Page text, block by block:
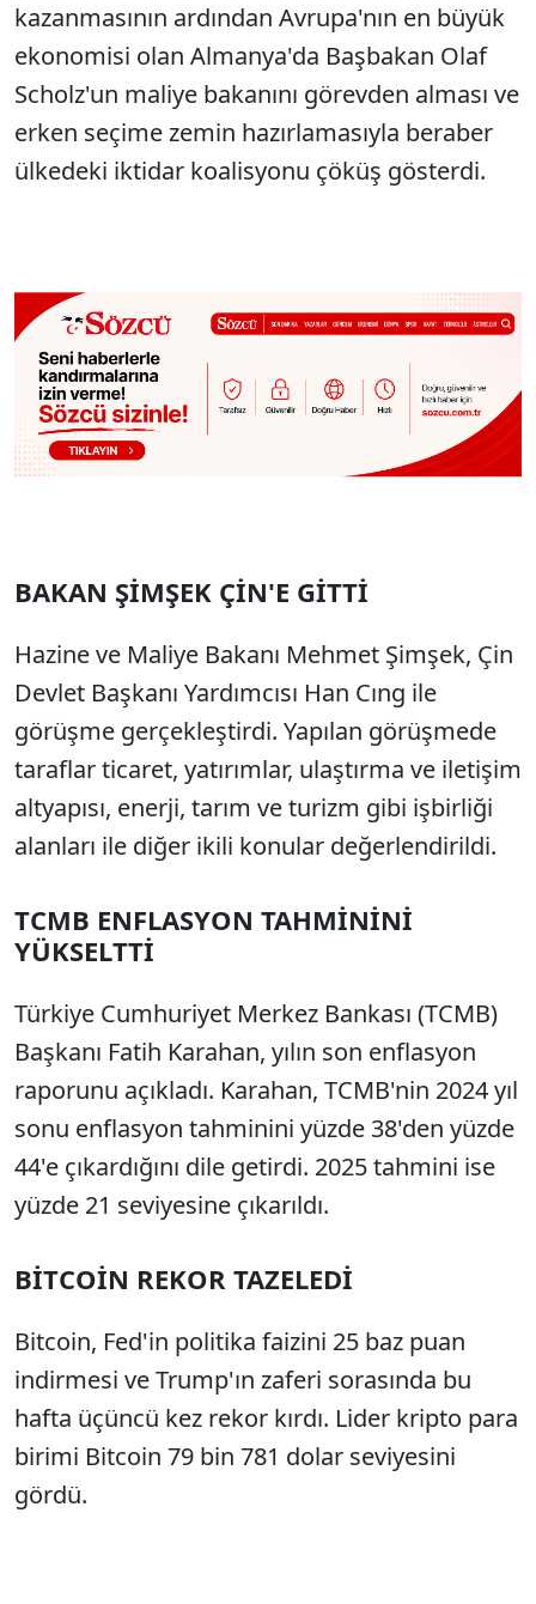
kazanmasının ardından Avrupa'nın en büyük
ekonomisi olan Almanya'da Başbakan Olaf
Scholz'un maliye bakanını görevden alması ve
erken seçime zemin hazırlamasıyla beraber
ülkedeki iktidar koalisyonu çöküş gösterdi.
BAKAN ŞİMŞEK ÇİN'E GİTTİ
Hazine ve Maliye Bakanı Mehmet Şimşek, Çin
Devlet Başkanı Yardımcısı Han Cıng ile
görüşme gerçekleştirdi. Yapılan görüşmede
taraflar ticaret, yatırımlar, ulaştırma ve iletişim
altyapısı, enerji, tarım ve turizm gibi işbirliği
alanları ile diğer ikili konular değerlendirildi.
TCMB ENFLASYON TAHMİNİNİ
YÜKSELTTİ
Türkiye Cumhuriyet Merkez Bankası (TCMB)
Başkanı Fatih Karahan, yılın son enflasyon
raporunu açıkladı. Karahan, TCMB'nin 2024 yıl
sonu enflasyon tahminini yüzde 38'den yüzde
44'e çıkardığını dile getirdi. 2025 tahmini ise
yüzde 21 seviyesine çıkarıldı.
BİTCOİN REKOR TAZELEDİ
Bitcoin, Fed'in politika faizini 25 baz puan
indirmesi ve Trump'ın zaferi sorasında bu
hafta üçüncü kez rekor kırdı. Lider kripto para
birimi Bitcoin 79 bin 781 dolar seviyesini
gördü.